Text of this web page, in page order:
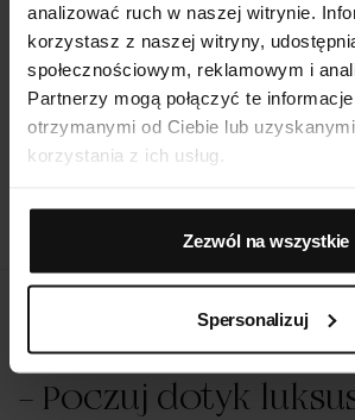
analizować ruch w naszej witrynie.
korzystasz z naszej witryny,
społecznościowym, reklamowym i
Partnerzy mogą połączyć te
otrzymanymi od Ciebie lub
korzystania z ich usług.
Zezwól na wszystkie
Spersonalizuj
Komplet bielizny damskiej z kwiatowym
149,99zł
Pierwotna cena wynosiła: 149,99 zł.
110,99zł
Aktualna cena wynosi: 110,99 zł.
Komplet
96,99zł
Aktualna
1
Komplety bielizny
– Poczuj dotyk